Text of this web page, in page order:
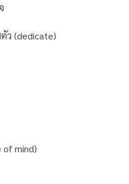
ว (dedicate)
mind)